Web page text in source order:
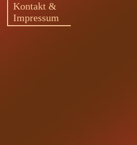
Kontakt &
Impressum